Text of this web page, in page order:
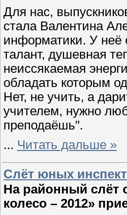
Для нас,
стала Валентина
информатики. У неё
талант, душевная
неиссякаемая
обладать которым
Нет, не учить, а
учителем, нужно
преподаёшь".
... Читать дальше »
Слёт юных
На районный слёт
колесо – 2012»